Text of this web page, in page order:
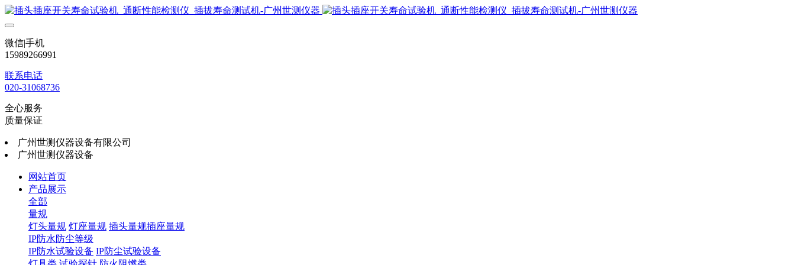
微信|手机
15989266991
联系电话
020-31068736
全心服务
质量保证
广州世测仪器设备有限公司
广州世测仪器设备
网站首页
产品展示
全部
量规
灯头量规 灯座量规 插头量规插座量规
IP防水防尘等级
IP防水试验设备 IP防尘试验设备